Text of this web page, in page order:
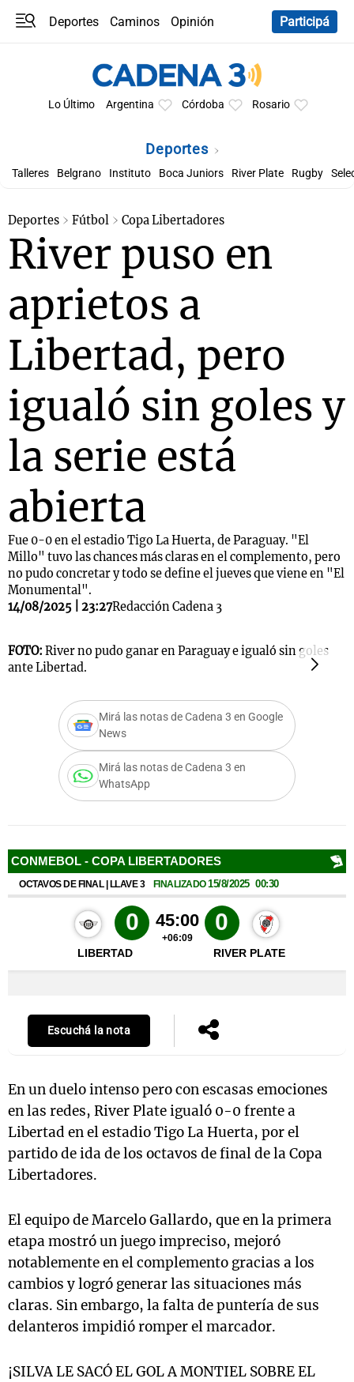
Deportes Caminos
Opinión
Participá
Lo Último Argentina Córdoba Rosario
Deportes
Talleres Belgrano Instituto Boca Juniors River Plate Rugby
Deportes Fútbol Copa Libertadores
River puso en
aprietos a
Libertad, pero
igualó sin goles y
la serie está
abierta
Fue 0-0 en el estadio Tigo La Huerta, de Paraguay. "El
Millo" tuvo las chances más claras en el complemento, pero
no pudo concretar y todo se define el jueves que viene en "El
Monumental".
14/08/2025 | 23:27Redacción Cadena 3
FOTO: River no pudo ganar en Paraguay e igualó sin goles
ante Libertad.
Mirá las notas de Cadena 3 en Google
News
Mirá las notas de Cadena 3 en
WhatsApp
Escuchá la nota
En un duelo intenso pero con escasas emociones
en las redes, River Plate igualó 0-0 frente a
Libertad en el estadio Tigo La Huerta, por el
partido de ida de los octavos de final de la Copa
Libertadores.
El equipo de Marcelo Gallardo, que en la primera
etapa mostró un juego impreciso, mejoró
notablemente en el complemento gracias a los
cambios y logró generar las situaciones más
claras. Sin embargo, la falta de puntería de sus
delanteros impidió romper el marcador.
¡SILVA LE SACÓ EL GOL A MONTIEL SOBRE EL
Notas
Notas